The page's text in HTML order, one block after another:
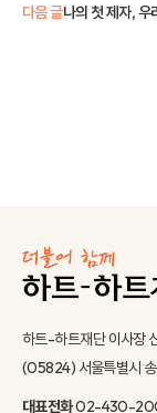
다음 글
하트-하트재단 이사장
(05824) 서울특별시
대표전화02-430-